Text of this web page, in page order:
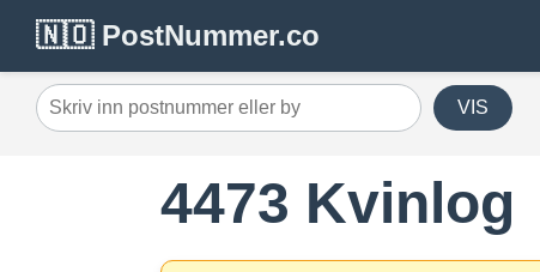
🇳🇴 PostNummer.co
VIS
4473 Kvinlog